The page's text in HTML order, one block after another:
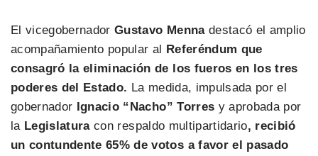
El vicegobernadorGustavo Mennadestacó el amplio
acompañamiento popular al Referéndum que
consagró la eliminación de los fueros en los tres
poderes del Estado. La medida, impulsada por el
gobernador Ignacio “Nacho” Torres y aprobada por
la Legislaturacon respaldo multipartidario, recibió
un contundente 65% de votos a favor el pasado